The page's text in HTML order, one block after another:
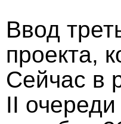
Ввод
проекта,
Сейчас в
II